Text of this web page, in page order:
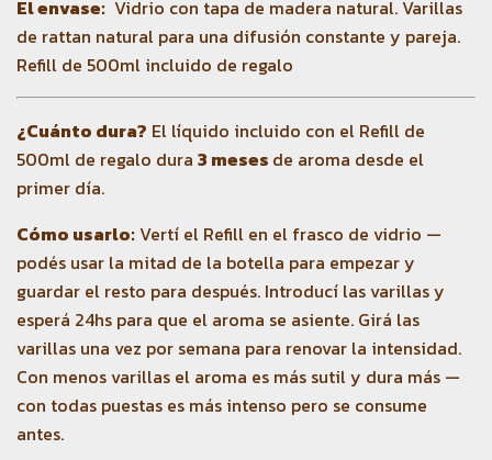
El envase: Vidrio con tapa de madera natural. Varillas
de rattan natural para una difusión constante y pareja.
Refill de 500ml incluido de regalo
¿Cuánto dura? El líquido incluido con el Refill de
500ml de regalo dura 3 meses de aroma desde el
primer día.
Cómo usarlo:Vertí el Refill en el frasco de vidrio —
podés usar la mitad de la botella para empezar y
guardar el resto para después. Introducí las varillas y
esperá 24hs para que el aroma se asiente. Girá las
varillas una vez por semana para renovar la intensidad.
Con menos varillas el aroma es más sutil y dura más —
con todas puestas es más intenso pero se consume
antes.